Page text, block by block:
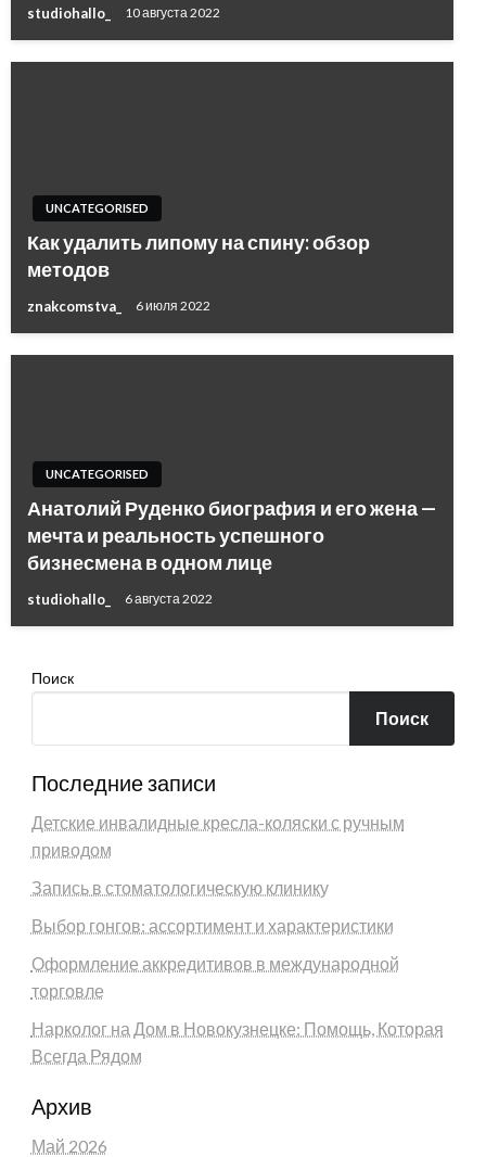
studiohallo_ 10 августа 2022
UNCATEGORISED
Как удалить липому на спину: обзор
методов
znakcomstva_ 6 июля 2022
UNCATEGORISED
Анатолий Руденко биография и его жена —
мечта и реальность успешного
бизнесмена в одном лице
studiohallo_ 6 августа 2022
Поиск
Поиск
Последние записи
Детские инвалидные кресла-коляски с ручным
приводом
Запись в стоматологическую клинику
Выбор гонгов: ассортимент и характеристики
Оформление аккредитивов в международной
торговле
Нарколог на Дом в Новокузнецке: Помощь, Которая
Всегда Рядом
Архив
Май 2026